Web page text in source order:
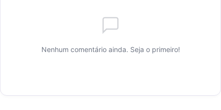
Nenhum comentário ainda. Seja o primeiro!